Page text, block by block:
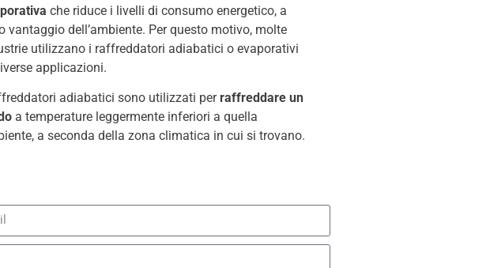
che riduce i livelli di consumo energetico, a
vantaggio dell’ambiente. Per questo motivo, molte
utilizzano i raffreddatori adiabatici o evaporativi
applicazioni.
adiabatici sono utilizzati perraffreddare un
a temperature leggermente inferiori a quella
a seconda della zona climatica in cui si trovano.